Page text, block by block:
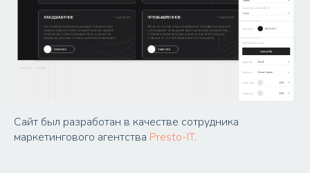
Сайт был разработан в качестве сотрудника
маркетингового агентства Presto-IT.